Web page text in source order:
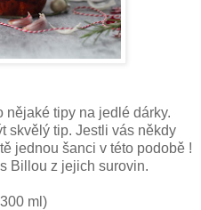
nějaké tipy na jedlé dárky.
skvělý tip. Jestli vás někdy
jednou šanci v této podobě !
Billou z jejich surovin.
ml)